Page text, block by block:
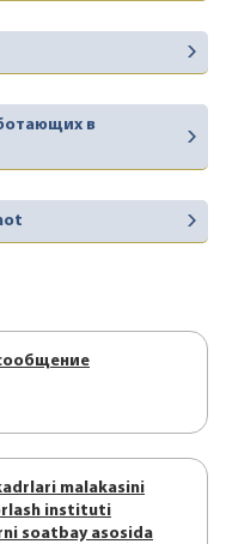
в
mаlаkаsini
instituti
sоаtbаy аsоsidа